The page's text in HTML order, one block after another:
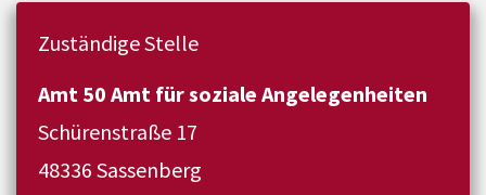
Zuständige Stelle
Amt 50 Amt für soziale Angelegenheiten
Schürenstraße 17
48336 Sassenberg